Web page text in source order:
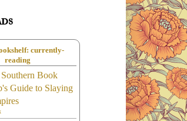
currently-
reading
Book
Guide to Slaying